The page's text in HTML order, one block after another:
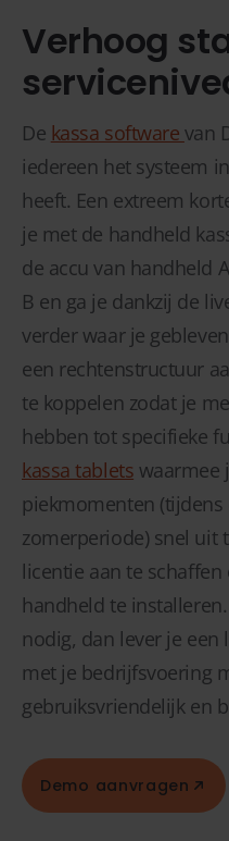
Verhoog
De kassa software van
iedereen het systeem
heeft. Een extreem
je met de handheld
de accu van handheld
B en ga je dankzij de
verder waar je
een rechtenstructuur
te koppelen zodat je
hebben tot specifieke
kassa tablets waarmee
piekmomenten (tijdens
zomerperiode) snel uit
licentie aan te
handheld te
nodig, dan lever je een
met je bedrijfsvoering
gebruiksvriendelijk en
Demo aanvragen